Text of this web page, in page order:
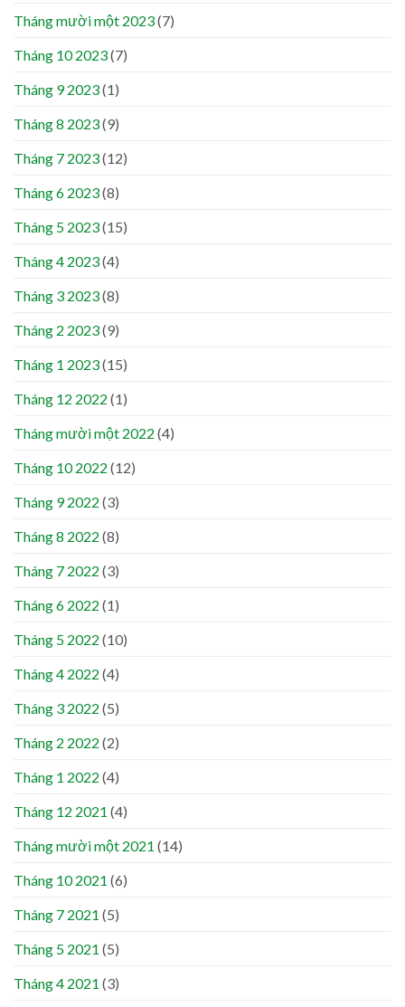
Tháng mười một 2023(7)
Tháng 10 2023(7)
Tháng 9 2023(1)
Tháng 8 2023(9)
Tháng 7 2023(12)
Tháng 6 2023(8)
Tháng 5 2023(15)
Tháng 4 2023(4)
Tháng 3 2023(8)
Tháng 2 2023(9)
Tháng 1 2023(15)
Tháng 12 2022 (1)
Tháng mười một 2022 (4)
Tháng 10 2022 (12)
Tháng 9 2022 (3)
Tháng 8 2022 (8)
Tháng 7 2022 (3)
Tháng 6 2022 (1)
Tháng 5 2022 (10)
Tháng 4 2022 (4)
Tháng 3 2022 (5)
Tháng 2 2022 (2)
Tháng 1 2022 (4)
Tháng 12 2021 (4)
Tháng mười một 2021 (14)
Tháng 10 2021 (6)
Tháng 7 2021 (5)
Tháng 5 2021 (5)
Tháng 4 2021 (3)